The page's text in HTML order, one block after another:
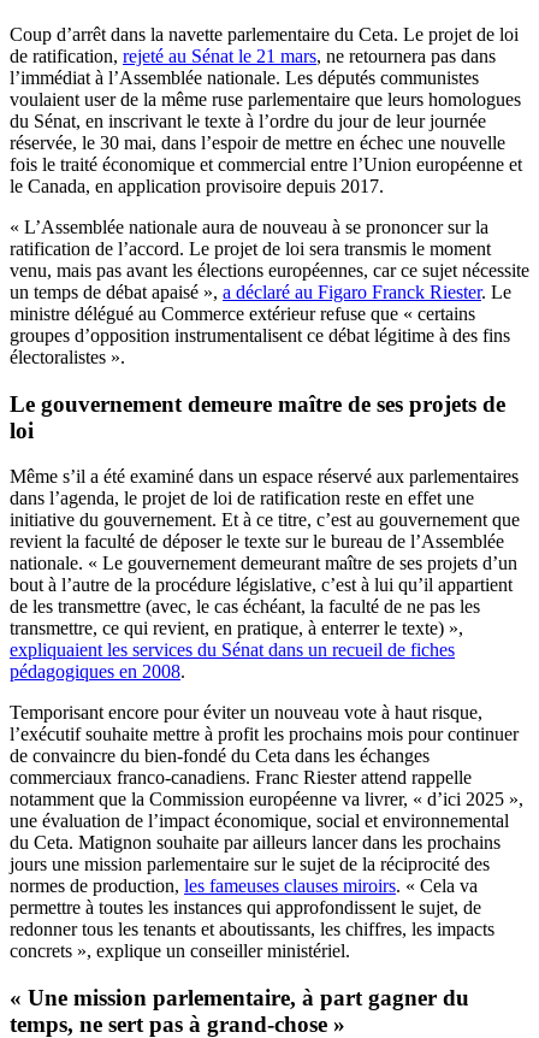
Coup d’arrêt dans la navette parlementaire du Ceta. Le projet de loi
de ratification, rejeté au Sénat le 21 mars, ne retournera pas dans
l’immédiat à l’Assemblée nationale. Les députés communistes
voulaient user de la même ruse parlementaire que leurs homologues
du Sénat, en inscrivant le texte à l’ordre du jour de leur journée
réservée, le 30 mai, dans l’espoir de mettre en échec une nouvelle
fois le traité économique et commercial entre l’Union européenne et
le Canada, en application provisoire depuis 2017.
« L’Assemblée nationale aura de nouveau à se prononcer sur la
ratification de l’accord. Le projet de loi sera transmis le moment
venu, mais pas avant les élections européennes, car ce sujet nécessite
un temps de débat apaisé », a déclaré au Figaro Franck Riester. Le
ministre délégué au Commerce extérieur refuse que « certains
groupes d’opposition instrumentalisent ce débat légitime à des fins
électoralistes ».
Le gouvernement demeure maître de ses projets de
loi
Même s’il a été examiné dans un espace réservé aux parlementaires
dans l’agenda, le projet de loi de ratification reste en effet une
initiative du gouvernement. Et à ce titre, c’est au gouvernement que
revient la faculté de déposer le texte sur le bureau de l’Assemblée
nationale. « Le gouvernement demeurant maître de ses projets d’un
bout à l’autre de la procédure législative, c’est à lui qu’il appartient
de les transmettre (avec, le cas échéant, la faculté de ne pas les
transmettre, ce qui revient, en pratique, à enterrer le texte) »,
expliquaient les services du Sénat dans un recueil de fiches
pédagogiques en 2008.
Temporisant encore pour éviter un nouveau vote à haut risque,
l’exécutif souhaite mettre à profit les prochains mois pour continuer
de convaincre du bien-fondé du Ceta dans les échanges
commerciaux franco-canadiens. Franc Riester attend rappelle
notamment que la Commission européenne va livrer, « d’ici 2025 »,
une évaluation de l’impact économique, social et environnemental
du Ceta. Matignon souhaite par ailleurs lancer dans les prochains
jours une mission parlementaire sur le sujet de la réciprocité des
normes de production, les fameuses clauses miroirs. « Cela va
permettre à toutes les instances qui approfondissent le sujet, de
redonner tous les tenants et aboutissants, les chiffres, les impacts
concrets », explique un conseiller ministériel.
« Une mission parlementaire, à part gagner du
temps, ne sert pas à grand-chose »